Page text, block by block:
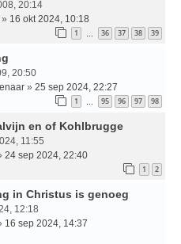
20:14
» 16 okt 2024, 10:18
1 … 36 37 38 39
20:50
» 25 sep 2024, 22:27
1 … 95 96 97 98
en of Kohlbrugge
11:55
24 sep 2024, 22:40
1 2
in Christus is genoeg
12:18
16 sep 2024, 14:37